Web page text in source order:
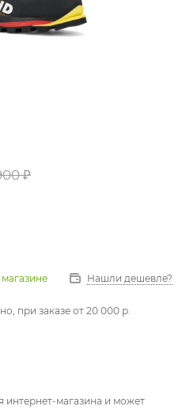
₽
Нашли дешевле?
при заказе от 20 000 р.
интернет-магазина и может